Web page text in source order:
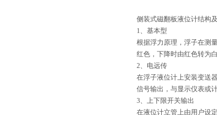
侧装式磁翻板液位计结构
1、基本型
根据浮力原理，浮子在测
红色，下降时由红色转为
2、电远传
在浮子液位计上安装变送
信号输出，与显示仪表或
3、上下限开关输出
在液位计立管上由用户设